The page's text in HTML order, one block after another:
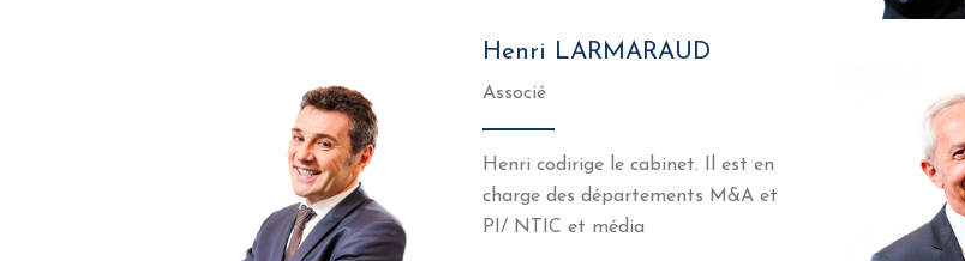
Henri LARMARAUD
Associé
Henri codirige le cabinet. Il est en
charge des départements M&A et
PI/ NTIC et média